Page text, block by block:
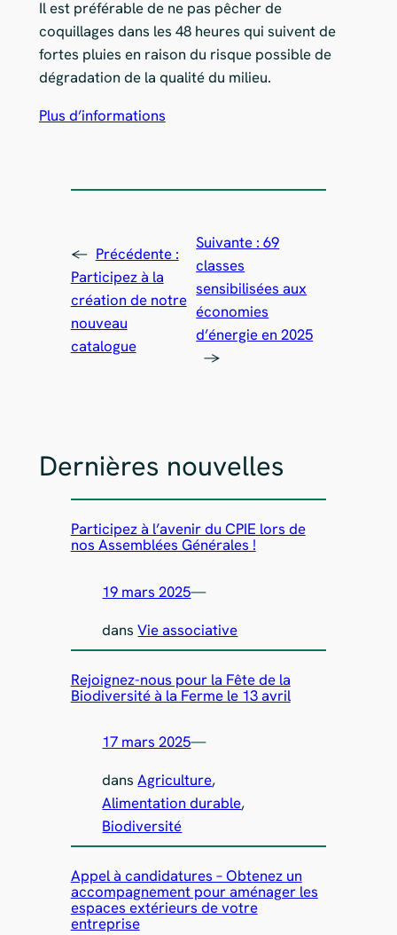
Il est préférable de ne pas pêcher de
coquillages dans les 48 heures qui suivent de
fortes pluies en raison du risque possible de
dégradation de la qualité du milieu.
Plus d’informations
← Précédente :
Participez à la
création de notre
nouveau
catalogue
Suivante :69
classes
sensibilisées aux
économies
d’énergie en 2025
→
Dernières nouvelles
Participez à l’avenir du CPIE lors de
nos Assemblées Générales !
19 mars 2025—
dansVie associative
Rejoignez-nous pour la Fête de la
Biodiversité à la Ferme le 13 avril
17 mars 2025—
dansAgriculture
Alimentation durable
Biodiversité
Appel à candidatures – Obtenez un
accompagnement pour aménager les
espaces extérieurs de votre
entreprise